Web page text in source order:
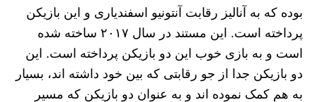
بوده که به آنالیز رقابت آنتونیو اسفندیاری و این بازیکن
پرداخته است. این مستند در سال ۲۰۱۷ ساخته شده
است و به بازی خوب این دو بازیکن پرداخته است. این
دو بازیکن جدا از جو رقابتی که بین خود داشته اند، بسیار
به هم کمک نموده اند و به عنوان دو بازیکن که مسیر